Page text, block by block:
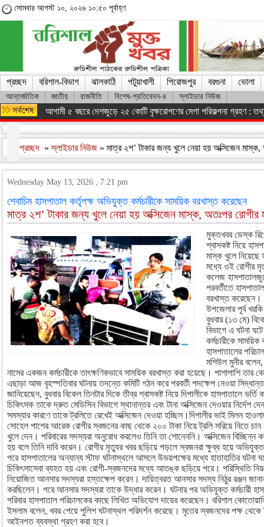
সোমবার আগস্ট ১০, ২০২৬ ১০:৫০ পূর্বাহ্ণ
প্রচ্ছদ বরিশাল-বিভাগ ঝালকাঠি পটুয়াখালী পিরোজপুর বরগুনা ভোলা
আন্তর্জাতিক জাতীয় রাজনীতি বিশেষ-প্রতিবেদন-৪ স্লাইডার নিউজ
আগামী ৫ বছরে দেশজুড়ে ২৫ কোটি বৃক্ষরোপণের মেগা পরিকল্পনা গ্রহণ :
প্রচ্ছদ »স্লাইডার নিউজ » মাত্র ২শ’ টাকার জন্য খুলে নেয়া হয় অক্সিজেন
Wednesday May 13, 2026 , 7:21 pm
শেবাচিম হাসপাতাল কর্তৃপক্ষ অভিযুক্ত কর্মচারীকে সাময়িক বরখাস্ত করেছেন
মাত্র ২শ’ টাকার জন্য খুলে নেয়া হয় অক্সিজেন মাস্ক, অতঃপর রোগীর
মুক্তখবর ডেস্ক
শ্বাসকষ্ট নিয়ে
মাস্ক খুলে নিয়েছে
মধ্যে ওই রোগীর
কলেজ
পরবর্তীতে
বরখাস্ত করেছেন।
উপজেলার পূর্ব খরকি
বুধবার (১৩ মে)
বিভাগে এ ঘটনা
কর্মচারীকে
হাসপাতালের
মশিউল মুনীর
নামের একজন কর্মচারীকে তাৎক্ষণিকভাবে সাময়িক বরখাস্ত করা হয়েছে। পাশাপাশি তার
এছাড়া আজ বৃহস্পতিবার ঘটনায় তদন্তে কমিটি গঠন করে পরবর্তী পদক্ষেপ নেওয়া
জানিয়েছেন, বুধবার বিকেল তিনটার দিকে তীব্র শ্বাসকষ্ট নিয়ে দিপালীকে হাসপাতালে
চিকিৎসক তাকে দ্রুত মেডিসিন বিভাগে স্থানান্তর এবং টানা অক্সিজেন দেওয়ার নির্দেশ
সমস্যার কারণে তাকে ট্রলিতে রেখেই অক্সিজেন দেওয়া হচ্ছিল।দিপালীর ভাই মিলন
সোহেল পাশের আরেক রোগীর স্বজনের কাছ থেকে ২০০ টাকা নিয়ে ট্রলি সরিয়ে নিতে
খুলে দেন। পরিবারের সদস্যরা অনুরোধ করলেও তিনি তা শোনেননি। অক্সিজেন বিচ্ছিন্ন
হয় বলে তিনি দাবি করেন। রোগীর মৃত্যুর খবর ছড়িয়ে পড়লে স্বজনরা ক্ষুব্ধ হয়ে
পরে হাসপাতালের অন্যান্য স্টাফ ঘটনাস্থলে আসলে উভয়পক্ষের মধ্যে হাতাহাতির
চিকিৎসাসেবা ব্যহত হয় এবং রোগী-স্বজনদের মধ্যে আতঙ্ক ছড়িয়ে পরে। পরিস্থিতি
নিয়োজিত আনসার সদস্যরা হস্তক্ষেপ করেন। দায়িত্বরত আনসার সদস্য নিঠুর রঞ্জন
করছিলেন। পরে আনসার সদস্যরা তাকে উদ্ধার করেন। ঘটনার পর অভিযুক্ত কর্মচারী
পরিবার হাসপাতাল পরিচালকের কাছে লিখিত অভিযোগ দায়ের করেছেন। বরিশাল
ইসলাম বলেন, খবর পেয়ে পুলিশ ঘটনাস্থল পরিদর্শন করেছে। মৃতের স্বজনদের পক্ষ
আইনগত ব্যবস্থা গ্রহণ করা হবে।